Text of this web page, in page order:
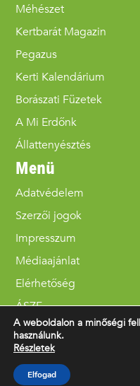
Méhészet
Kertbarát Magazin
Pegazus
Kerti Kalendárium
Borászati Füzetek
A Mi Erdőnk
Állattenyésztés
Menü
Adatvédelem
Szerzői jogok
Impresszum
Médiaajánlat
Elérhetőség
ÁSZF
A weboldalon a minőségi
használunk.
Részletek
Elfogad